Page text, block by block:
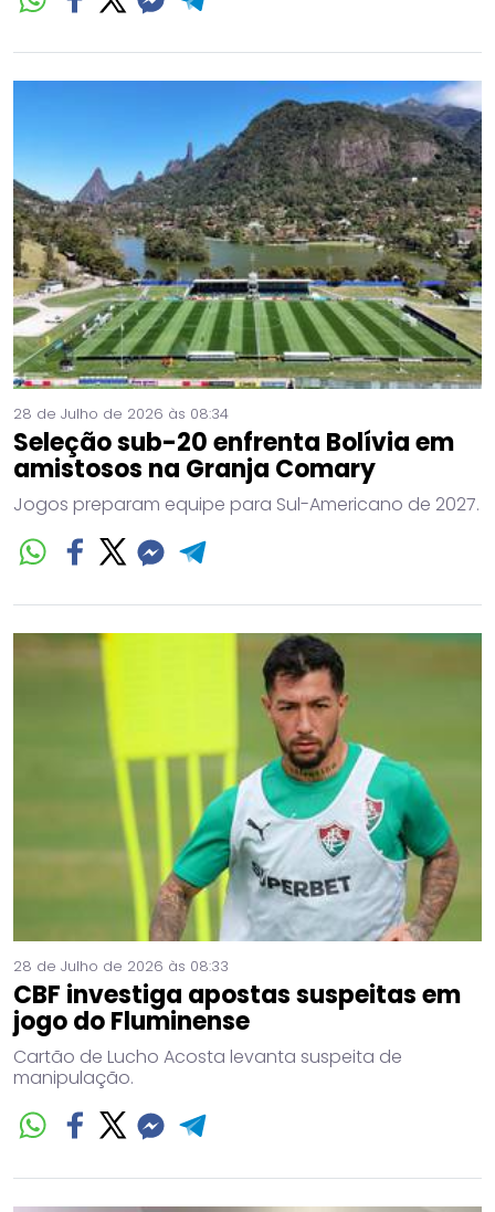
28 de Julho de 2026 às 08:34
Seleção sub-20 enfrenta Bolívia em
amistosos na Granja Comary
Jogos preparam equipe para Sul-Americano de 2027.
28 de Julho de 2026 às 08:33
CBF investiga apostas suspeitas em
jogo do Fluminense
Cartão de Lucho Acosta levanta suspeita de
manipulação.